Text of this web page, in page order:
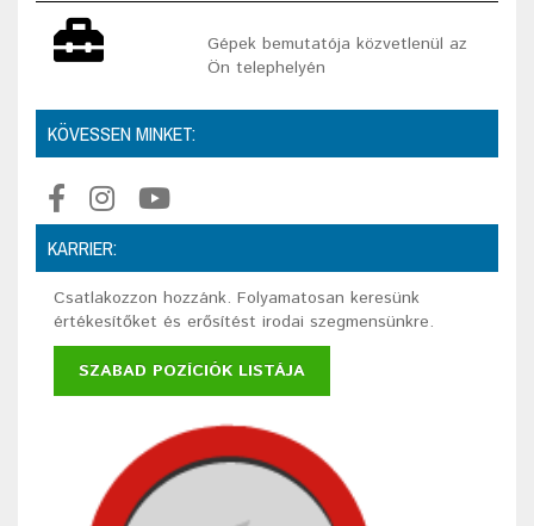
Gépek bemutatója közvetlenül az
Ön telephelyén
KÖVESSEN MINKET:
KARRIER:
Csatlakozzon hozzánk. Folyamatosan keresünk
értékesítőket és erősítést irodai szegmensünkre.
SZABAD POZÍCIÓK LISTÁJA